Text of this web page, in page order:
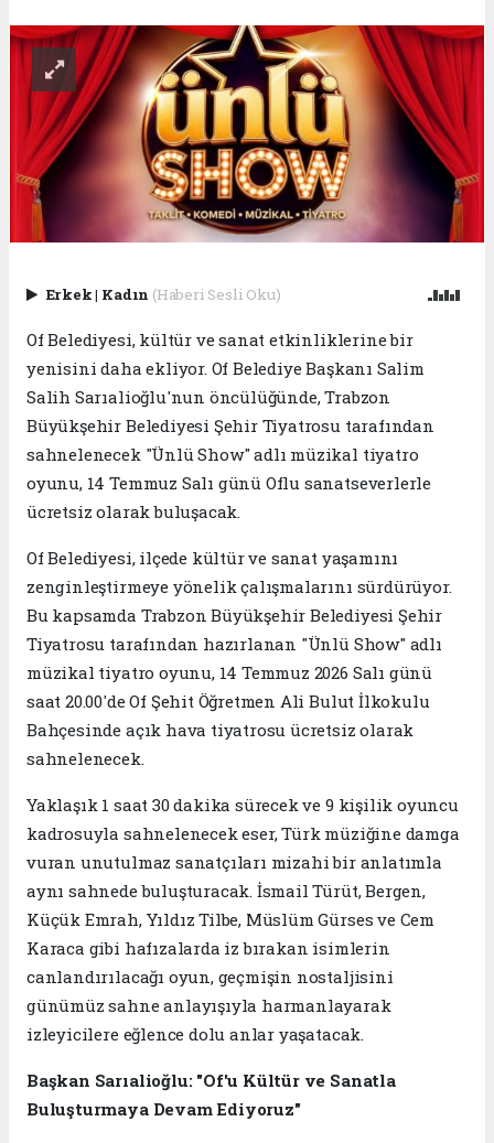
Erkek| Kadın (Haberi Sesli Oku)
Of Belediyesi, kültür ve sanat etkinliklerine bir
yenisini daha ekliyor. Of Belediye Başkanı Salim
Salih Sarıalioğlu'nun öncülüğünde, Trabzon
Büyükşehir Belediyesi Şehir Tiyatrosu tarafından
sahnelenecek "Ünlü Show" adlı müzikal tiyatro
oyunu, 14 Temmuz Salı günü Oflu sanatseverlerle
ücretsiz olarak buluşacak.
Of Belediyesi, ilçede kültür ve sanat yaşamını
zenginleştirmeye yönelik çalışmalarını sürdürüyor.
Bu kapsamda Trabzon Büyükşehir Belediyesi Şehir
Tiyatrosu tarafından hazırlanan "Ünlü Show" adlı
müzikal tiyatro oyunu, 14 Temmuz 2026 Salı günü
saat 20.00'de Of Şehit Öğretmen Ali Bulut İlkokulu
Bahçesinde açık hava tiyatrosu ücretsiz olarak
sahnelenecek.
Yaklaşık 1 saat 30 dakika sürecek ve 9 kişilik oyuncu
kadrosuyla sahnelenecek eser, Türk müziğine damga
vuran unutulmaz sanatçıları mizahi bir anlatımla
aynı sahnede buluşturacak. İsmail Türüt, Bergen,
Küçük Emrah, Yıldız Tilbe, Müslüm Gürses ve Cem
Karaca gibi hafızalarda iz bırakan isimlerin
canlandırılacağı oyun, geçmişin nostaljisini
günümüz sahne anlayışıyla harmanlayarak
izleyicilere eğlence dolu anlar yaşatacak.
Başkan Sarıalioğlu: "Of'u Kültür ve Sanatla
Buluşturmaya Devam Ediyoruz"